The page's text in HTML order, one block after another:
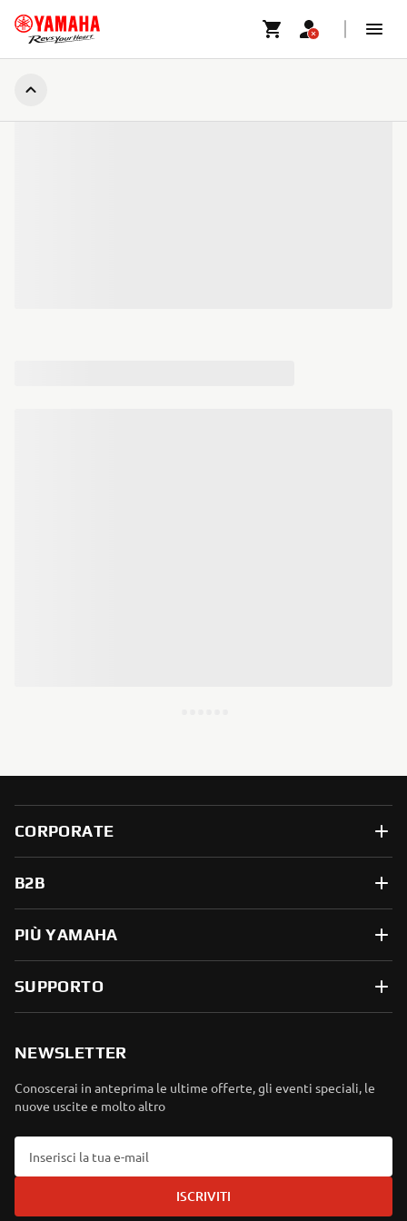
CORPORATE
B2B
PIÙ YAMAHA
SUPPORTO
NEWSLETTER
Conoscerai in anteprima le ultime offerte, gli eventi speciali, le
nuove uscite e molto altro
ISCRIVITI